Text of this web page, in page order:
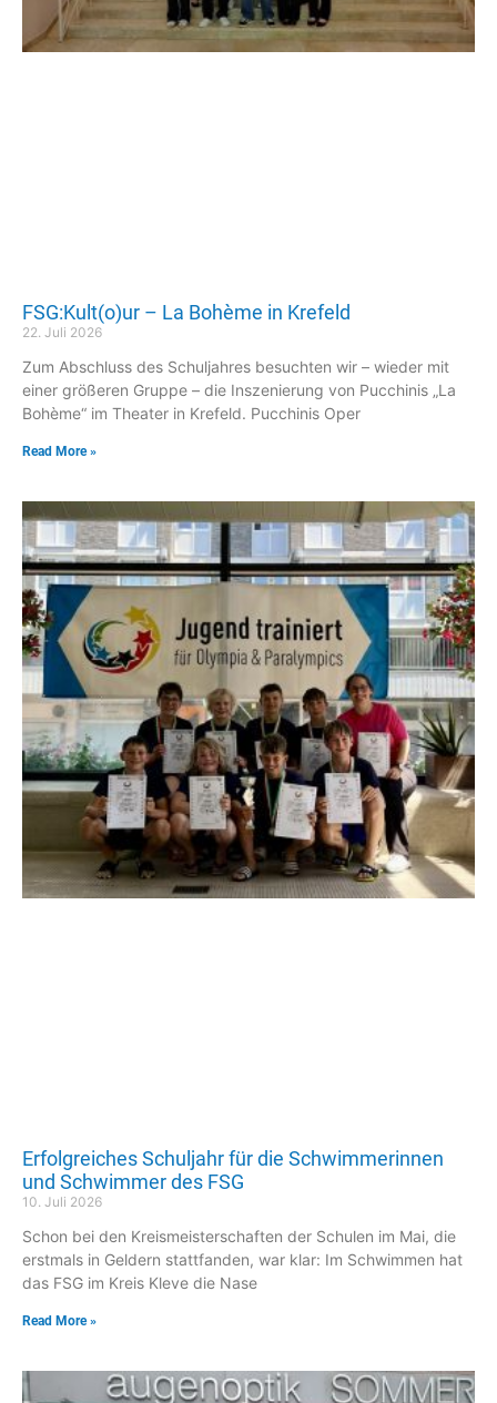
FSG:Kult(o)ur – La Bohème in Krefeld
22. Juli 2026
Zum Abschluss des Schuljahres besuchten wir – wieder mit
einer größeren Gruppe – die Inszenierung von Pucchinis „La
Bohème“ im Theater in Krefeld. Pucchinis Oper
Read More »
Erfolgreiches Schuljahr für die Schwimmerinnen
und Schwimmer des FSG
10. Juli 2026
Schon bei den Kreismeisterschaften der Schulen im Mai, die
erstmals in Geldern stattfanden, war klar: Im Schwimmen hat
das FSG im Kreis Kleve die Nase
Read More »